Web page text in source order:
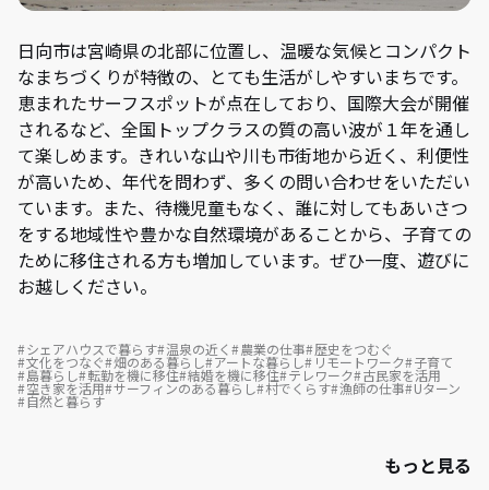
日向市は宮崎県の北部に位置し、温暖な気候とコンパクト
なまちづくりが特徴の、とても生活がしやすいまちです。
恵まれたサーフスポットが点在しており、国際大会が開催
されるなど、全国トップクラスの質の高い波が１年を通し
て楽しめます。きれいな山や川も市街地から近く、利便性
が高いため、年代を問わず、多くの問い合わせをいただい
ています。また、待機児童もなく、誰に対してもあいさつ
をする地域性や豊かな自然環境があることから、子育ての
ために移住される方も増加しています。ぜひ一度、遊びに
お越しください。
シェアハウスで暮らす 温泉の近く 農業の仕事 歴史をつむぐ
文化をつなぐ 畑のある暮らし アートな暮らし リモートワーク 子育て
島暮らし 転勤を機に移住 結婚を機に移住 テレワーク 古民家を活用
空き家を活用 サーフィンのある暮らし 村でくらす 漁師の仕事 Uターン
自然と暮らす
もっと見る